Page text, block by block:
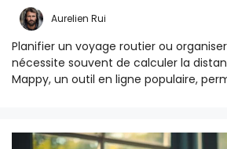
Aurelien Rui
Planifier un voyage routier ou
nécessite souvent de calculer la
Mappy, un outil en ligne populaire,